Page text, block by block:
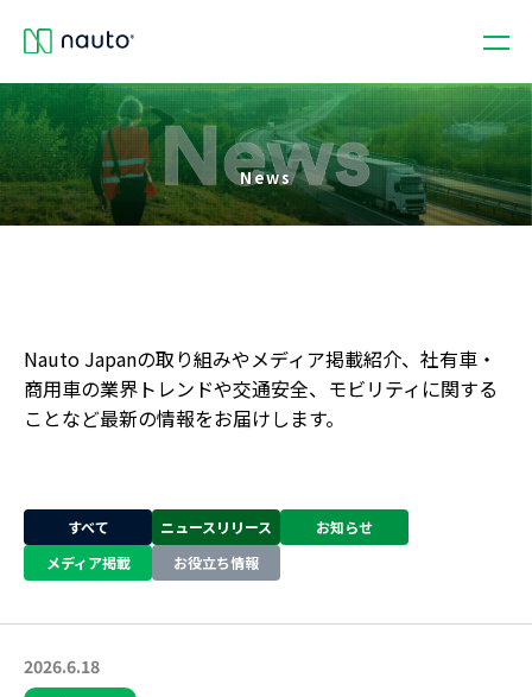
News
Nauto Japanの取り組みやメディア掲載紹介、社有車・
商用車の業界トレンドや交通安全、モビリティに関する
ことなど最新の情報をお届けします。
すべて ニュースリリース
お知らせ
メディア掲載
お役立ち情報
2026.6.18